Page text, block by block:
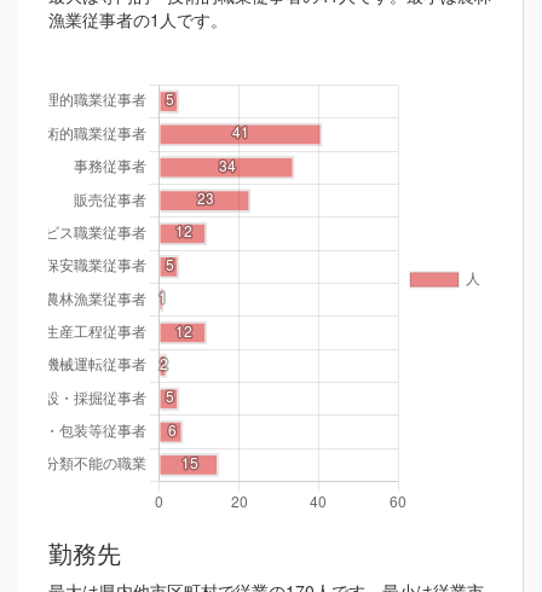
漁業従事者の1人です。
勤務先